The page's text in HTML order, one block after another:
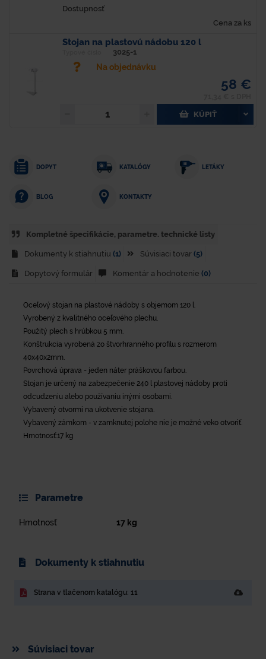
Dostupnosť
Cena za ks
Stojan na plastovú nádobu 120 l
3025-1
Na objednávku
58 €
KÚPIŤ
DOPYT KATALÓGY LETÁKY
BLOG KONTAKTY
Kompletné špecifikácie, parametre. technické listy
Dokumenty k stiahnutiu (1) Súvisiaci tovar (5)
Dopytový formulár Komentár a hodnotenie (0)
Oceľový stojan na plastové nádoby s objemom 120 l.
Vyrobený z kvalitného oceľového plechu.
Použitý plech s hrúbkou 5 mm.
Konštrukcia vyrobená zo štvorhranného profilu s rozmerom
40x40x2mm.
Povrchová úprava - jeden náter práškovou farbou.
Stojan je určený na zabezpečenie 240 l plastovej nádoby proti
odcudzeniu alebo používaniu inými osobami.
Vybavený otvormi na ukotvenie stojana.
Vybavený zámkom - v zamknutej polohe nie je možné veko otvoriť.
Hmotnosť:17 kg
Parametre
Hmotnosť 17kg
Dokumenty k stiahnutiu
Strana v tlačenom katalógu: 11
Súvisiaci tovar